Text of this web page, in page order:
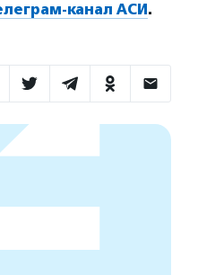
канал АСИ.